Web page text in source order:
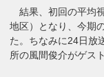
結果、初回の平均
地区）となり、今期
た。ちなみに24日放
所の風間俊介がゲス